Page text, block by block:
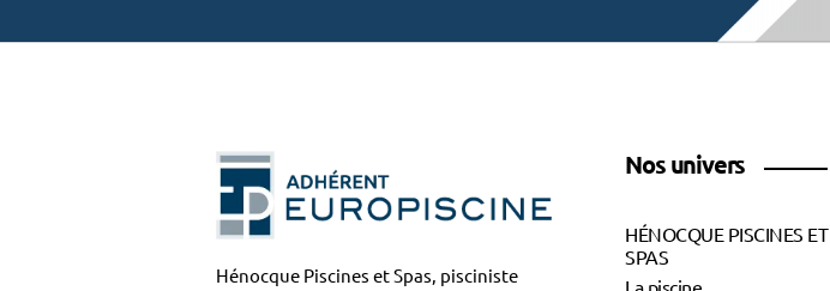
Hénocque Piscines et Spas, pisciniste
Nos univers
HÉNOCQUE PISCINES ET
SPAS